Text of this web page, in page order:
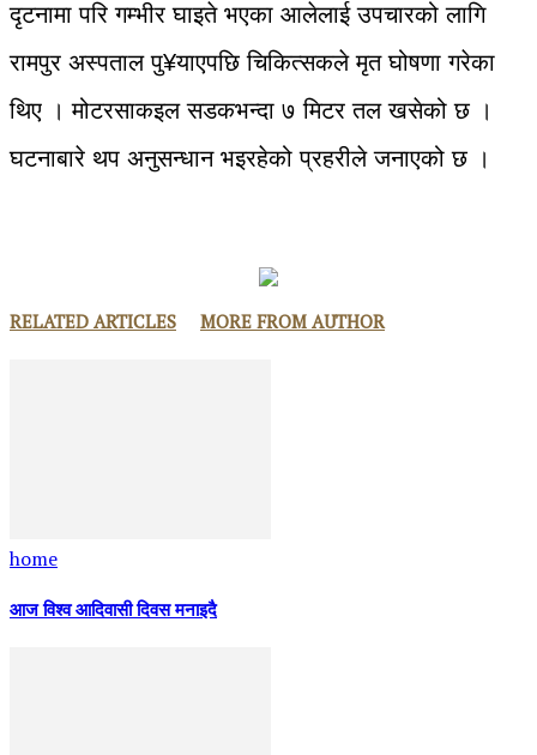
दृटनामा परि गम्भीर घाइते भएका आलेलाई उपचारको लागि
रामपुर अस्पताल पु¥याएपछि चिकित्सकले मृत घोषणा गरेका
थिए । मोटरसाकइल सडकभन्दा ७ मिटर तल खसेको छ ।
घटनाबारे थप अनुसन्धान भइरहेको प्रहरीले जनाएको छ ।
RELATED ARTICLES MORE FROM AUTHOR
home
आज विश्व आदिवासी दिवस मनाइदै